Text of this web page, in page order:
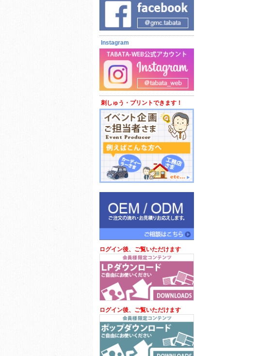
Instagram
刺しゅう・プリントできます！
ログイン後、ご覧いただけます
ログイン後、ご覧いただけます